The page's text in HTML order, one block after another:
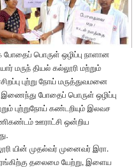
போதைப் பொருள் ஒழிப்பு நாளான
மருந் தியல் கல்லூரி மற்றும்
புற்று நோய் மருத்துவமனை
இணைந்து போதைப் பொருள் ஒழிப்பு
புற்றுநோய் கண்டறியும் இலவச
ஊராட்சி ஒன்றிய
யின் முதல்வர் முனைவர் இரா.
தலைமை யேற்று, இளைய